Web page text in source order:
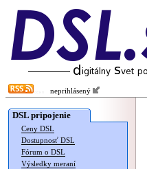
neprihlásený
DSL pripojenie
Ceny DSL
Dostupnosť DSL
Fórum o DSL
Výsledky meraní